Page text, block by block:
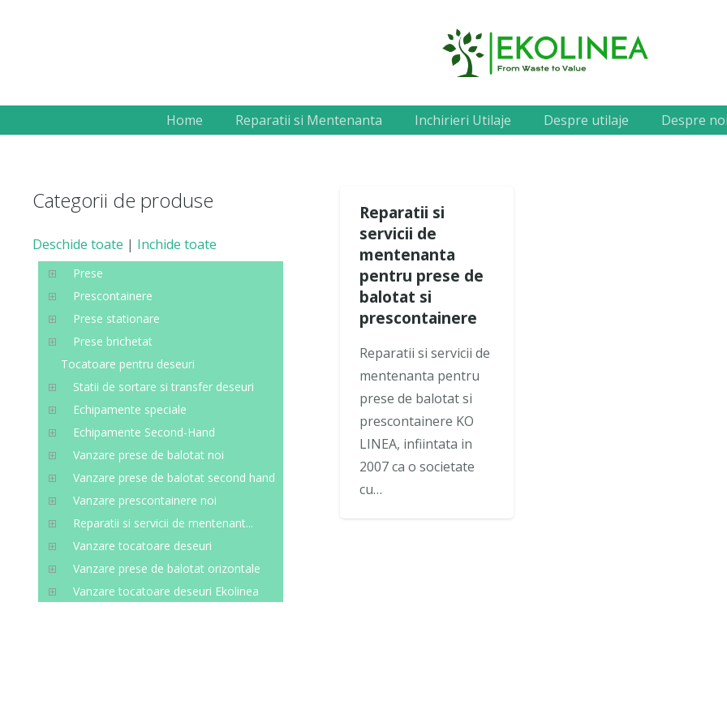
Home Reparatii si Mentenanta Inchirieri Utilaje Despre utilaje Despre noi
Reparatii si
servicii de
mentenanta
pentru prese de
balotat si
prescontainere
Reparatii si servicii de
mentenanta pentru
prese de balotat si
prescontainere KO
LINEA, infiintata in
2007 ca o societate
cu…
Categorii de produse
Deschide toate | Inchide toate
Prese
Prescontainere
Prese stationare
Prese brichetat
Tocatoare pentru deseuri
Statii de sortare si transfer deseuri
Echipamente speciale
Echipamente Second-Hand
Vanzare prese de balotat noi
Vanzare prese de balotat second hand
Vanzare prescontainere noi
Reparatii si servicii de mentenant...
Vanzare tocatoare deseuri
Vanzare prese de balotat orizontale
Vanzare tocatoare deseuri Ekolinea